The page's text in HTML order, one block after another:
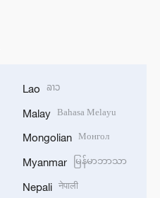
Lao ລາວ
Malay Bahasa Melayu
Mongolian Монгол
Myanmar မြန်မာဘာသာ
Nepali नेपाली